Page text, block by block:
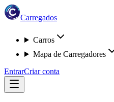
Carregados
Carros
Mapa de Carregadores
EntrarCriar conta